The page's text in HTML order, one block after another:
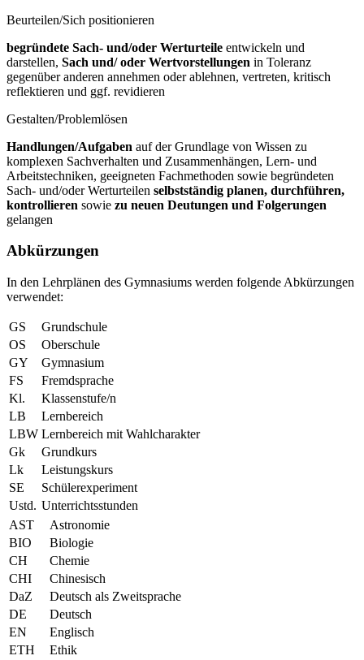
Beurteilen/Sich positionieren
begründete Sach- und/oder Werturteile entwickeln und
darstellen, Sach und/oder Wertvorstellungen in Toleranz
gegenüber anderen annehmen oder ablehnen, vertreten, kritisch
reflektieren und ggf. revidieren
Gestalten/Problemlösen
Handlungen/Aufgaben auf der Grundlage von Wissen zu
komplexen Sachverhalten und Zusammenhängen, Lern- und
Arbeitstechniken, geeigneten Fachmethoden sowie begründeten
Sach- und/oder Werturteilen selbstständig planen, durchführen,
kontrollieren sowie zu neuen Deutungen und Folgerungen
gelangen
Abkürzungen
In den Lehrplänen des Gymnasiums werden folgende Abkürzungen
verwendet:
GS
Grundschule
OS
Oberschule
GY
Gymnasium
FS
Fremdsprache
Kl.
Klassenstufe/n
LB
Lernbereich
LBW Lernbereich mit Wahlcharakter
Gk
Grundkurs
Lk
Leistungskurs
SE
Schülerexperiment
Ustd. Unterrichtsstunden
AST
Astronomie
BIO
Biologie
CH
Chemie
CHI
Chinesisch
DaZ
Deutsch als Zweitsprache
DE
Deutsch
EN
Englisch
ETH
Ethik